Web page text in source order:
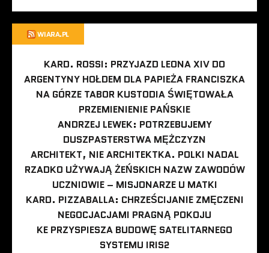
WIARA.PL
KARD. ROSSI: PRZYJAZD LEONA XIV DO
ARGENTYNY HOŁDEM DLA PAPIEŻA FRANCISZKA
NA GÓRZE TABOR KUSTODIA ŚWIĘTOWAŁA
PRZEMIENIENIE PAŃSKIE
ANDRZEJ LEWEK: POTRZEBUJEMY
DUSZPASTERSTWA MĘŻCZYZN
ARCHITEKT, NIE ARCHITEKTKA. POLKI NADAL
RZADKO UŻYWAJĄ ŻEŃSKICH NAZW ZAWODÓW
UCZNIOWIE – MISJONARZE U MATKI
KARD. PIZZABALLA: CHRZEŚCIJANIE ZMĘCZENI
NEGOCJACJAMI PRAGNĄ POKOJU
KE PRZYSPIESZA BUDOWĘ SATELITARNEGO
SYSTEMU IRIS2